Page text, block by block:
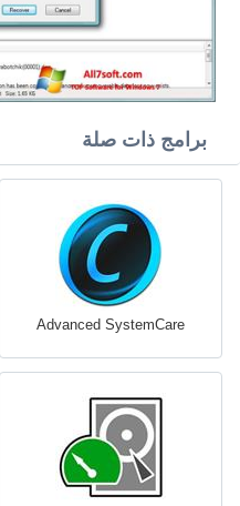
برامج ذات صلة
Advanced SystemCare